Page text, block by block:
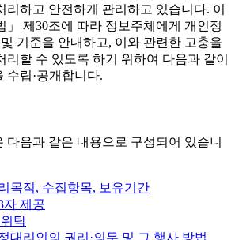
리하고 안전하게 관리하고 있습니다. 이
」 제30조에 따라 정보주체에게 개인정
기준을 안내하고, 이와 관련한 고충을
리할 수 있도록 하기 위하여 다음과 같이
수립·공개합니다.
다음과 같은 내용으로 구성되어 있습니
목적, 수집항목, 보유기간
자 제공
탁